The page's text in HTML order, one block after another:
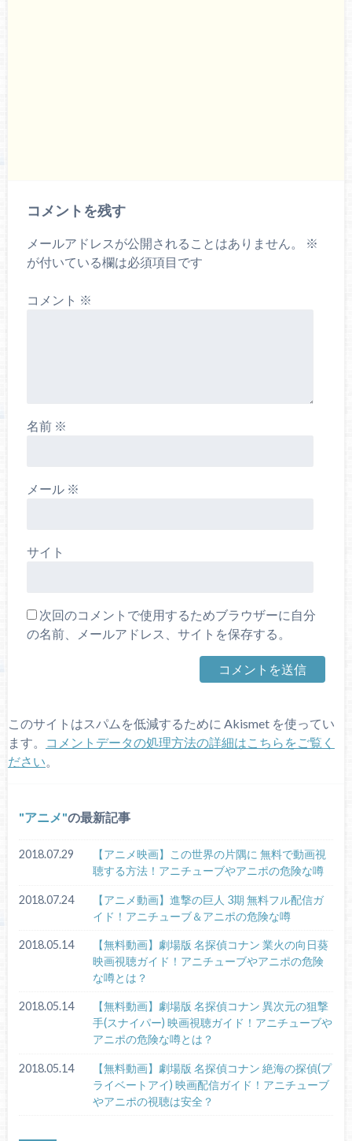
コメントを残す
メールアドレスが公開されることはありません。
※
が付いている欄は必須項目です
コメント ※
名前 ※
メール ※
サイト
次回のコメントで使用するためブラウザーに自分
の名前、メールアドレス、サイトを保存する。
このサイトはスパムを低減するために Akismet を使ってい
ます。
コメントデータの処理方法の詳細はこちらをご覧く
ださい
アニメ の最新記事
2018.07.29
【アニメ映画】この世界の片隅に 無料で動画視
聴する方法！アニチューブやアニポの危険な噂
2018.07.24
【アニメ動画】進撃の巨人 3期 無料フル配信ガ
イド！アニチューブ＆アニポの危険な噂
2018.05.14
【無料動画】劇場版 名探偵コナン 業火の向日葵
映画視聴ガイド！アニチューブやアニポの危険
な噂とは？
2018.05.14
【無料動画】劇場版 名探偵コナン 異次元の狙撃
手(スナイパー) 映画視聴ガイド！アニチューブや
アニポの危険な噂とは？
2018.05.14
【無料動画】劇場版 名探偵コナン 絶海の探偵(プ
ライベートアイ) 映画配信ガイド！アニチューブ
やアニポの視聴は安全？